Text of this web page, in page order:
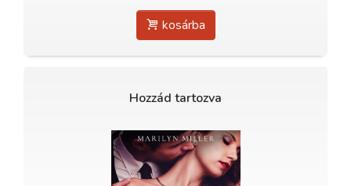
kosárba
Hozzád tartozva